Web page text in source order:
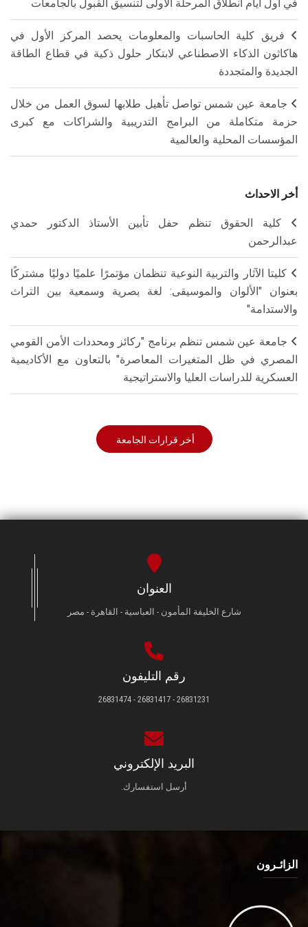
في أول أيام انطلاق المرحلة الأولى لتنسيق القبول بالجامعات
فريق كلية الحاسبات والمعلومات يحصد المركز الأول في
هاكاثون الذكاء الاصطناعي لابتكار حلول ذكية في قطاع الطاقة
الجديدة والمتجددة
جامعة عين شمس تواصل تأهيل طلابها لسوق العمل من خلال
حزمة متكاملة من البرامج التدريبية والشراكات مع كبرى
المؤسسات المحلية والعالمية
أخر الاحداث
كلية الحقوق تنظم حفل تأبين الأستاذ الدكتور حمدي
عبدالرحمن
كليتا الآثار والتربية النوعية تنظمان مؤتمرًا علميًا دوليًا مشتركًا
بعنوان "الألوان والموسيقى: لغة بصرية وسمعية بين التراث
والاستدامة"
جامعة عين شمس تنظم برنامج "ركائز ومحددات الأمن القومي
المصري في ظل المتغيرات المعاصرة" بالتعاون مع الأكاديمية
العسكرية للدراسات العليا والاستراتيجية
أخر قرارات الجامعة
العنوان
شارع الخليفة المأمون - العباسية - القاهرة - مصر
رقم التليفون
26831231 - 26831417 - 26831474
البريد الإلكتروني
أرسل استفسارك.
الزائـرون